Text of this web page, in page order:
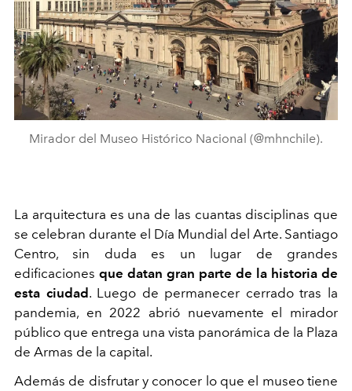
Mirador del Museo Histórico Nacional (@mhnchile).
La arquitectura es una de las cuantas disciplinas que
se celebran durante el Día Mundial del Arte. Santiago
Centro, sin duda es un lugar de grandes
edificaciones que datan gran parte de la historia de
esta ciudad. Luego de permanecer cerrado tras la
pandemia, en 2022 abrió nuevamente el mirador
público que entrega una vista panorámica de la Plaza
de Armas de la capital.
Además de disfrutar y conocer lo que el museo tiene